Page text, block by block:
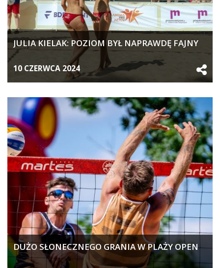
JULIA KIELAK: POZIOM BYŁ NAPRAWDĘ FAJNY
10 CZERWCA 2024
DUŻO SŁONECZNEGO GRANIA W PLAŻY OPEN